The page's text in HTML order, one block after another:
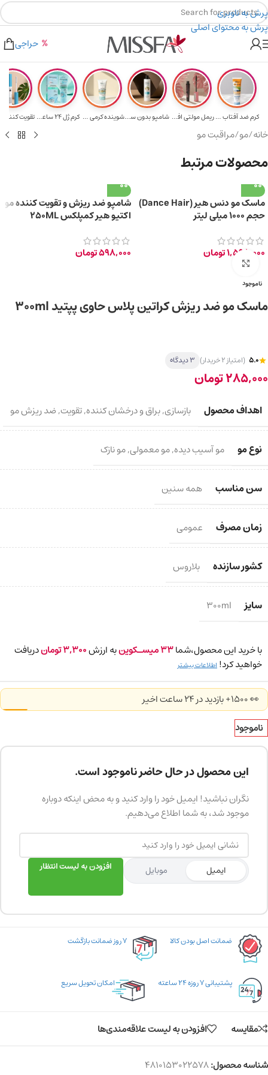
پرش به ناوبری
پرش به محتوای اصلی
۲٪ تخفیف روی سبد خرید برای روش کارت به کارت
هدیه برای خرید های بالای ۵ میلیون تومن
حراجی
کرم ضد آفتاب حا... ریمل مولتی افکت... شامپو بدون سولف... شوینده کرمی صور... کرم ژل ۲۴ ساعته... تقویت‌ کننده
خانه/مو/مراقبت مو
محصولات مرتبط
ماسک مو دنس هیر (Dance Hair)
حجم ۱۰۰۰ میلی لیتر
1,598,000تومان
شامپو ضد ریزش و تقویت کننده مو
اکتیو هیر کمپلکس 250ML
598,000تومان
ناموجود
برای بزرگ‌نمایی کلیک کنید
ماسک مو ضد ریزش کراتین پلاس حاوی پپتید 300ml
5.0 (امتیاز 2 خریدار) 3 دیدگاه
285,000تومان
اهداف محصول بازسازی,براق و درخشان کننده,تقویت,ضد ریزش مو
نوع مو مو آسیب دیده,مو معمولی,مو نازک
سن مناسب همه سنین
زمان مصرف عمومی
کشور سازنده بلاروس
سایز 300ml
با خرید این محصول،شما33میسـکوینبه ارزش3,300توماندریافت
خواهید کرد! اطلاعات بیشتر
👀 1500+ بازدید در ۲۴ ساعت اخیر
ناموجود
این محصول در حال حاضر ناموجود است.
نگران نباشید! ایمیل خود را وارد کنید و به محض اینکه دوباره
موجود شد، به شما اطلاع می‌دهیم.
ایمیل موبایل افزودن به لیست انتظار
ضمانت اصل بودن کالا ۷ روز ضمانت بازگشت
پشتیبانی ۷ روزه ۲۴ ساعته امکان تحویل سریع
مقایسه افزودن به لیست علاقه‌مندی‌ها
شناسه محصول:4810153022578